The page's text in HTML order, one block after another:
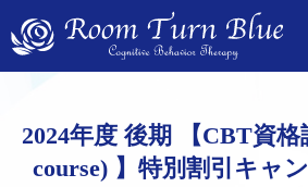
2024年度 後期 【CBT資
course) 】特別割引キャ